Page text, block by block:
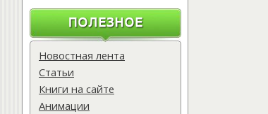
Новостная лента
Статьи
Книги на сайте
Анимации